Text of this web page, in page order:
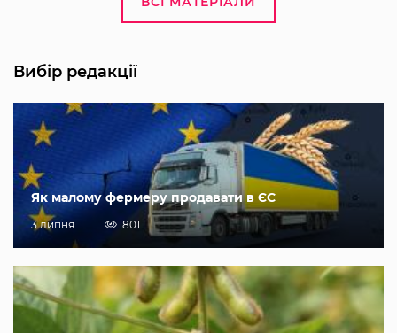
Вибір редакції
Як малому фермеру продавати в ЄС
3 липня 801